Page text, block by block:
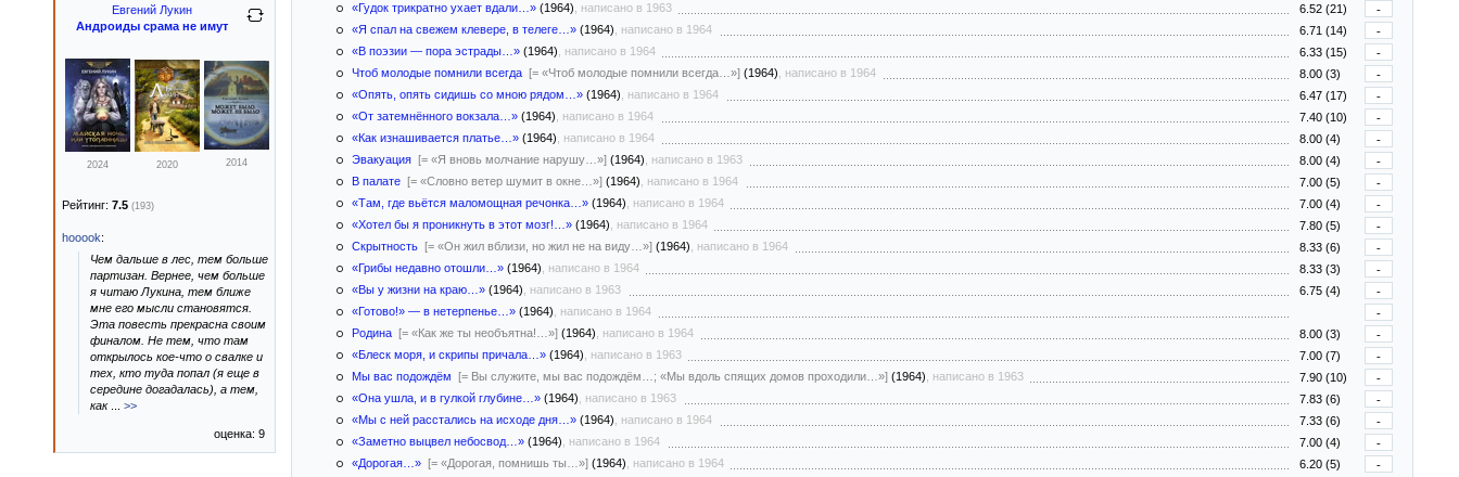
«Гудок трикратно ухает вдали…» (1964) , написано в 1963 6.52 (21)
-
«Я спал на свежем клевере, в телеге…» (1964) , написано в 1964 6.71 (14)
-
«В поэзии — пора эстрады…» (1964) , написано в 1964 6.33 (15)
-
Чтоб молодые помнили всегда [= «Чтоб молодые помнили всегда…»] (1964) , написано в 1964 8.00 (3)
-
«Опять, опять сидишь со мною рядом…» (1964) , написано в 1964 6.47 (17)
-
«От затемнённого вокзала…» (1964) , написано в 1964 7.40 (10)
-
«Как изнашивается платье…» (1964) , написано в 1964 8.00 (4)
-
Эвакуация [= «Я вновь молчание нарушу…»] (1964) , написано в 1963 8.00 (4)
-
В палате [= «Словно ветер шумит в окне…»] (1964) , написано в 1964 7.00 (5)
-
«Там, где вьётся маломощная речонка…» (1964) , написано в 1964 7.00 (4)
-
«Хотел бы я проникнуть в этот мозг!…» (1964) , написано в 1964 7.80 (5)
-
Скрытность [= «Он жил вблизи, но жил не на виду…»] (1964) , написано в 1964 8.33 (6)
-
«Грибы недавно отошли…» (1964) , написано в 1964 8.33 (3)
-
«Вы у жизни на краю…» (1964) , написано в 1963 6.75 (4)
-
«Готово!» — в нетерпенье…» (1964) , написано в 1964
-
Родина [= «Как же ты необъятна!…»] (1964) , написано в 1964 8.00 (3)
-
«Блеск моря, и скрипы причала…» (1964) , написано в 1963 7.00 (7)
-
Мы вас подождём [= Вы служите, мы вас подождём…; «Мы вдоль спящих домов проходили…»] (1964) , написано в 1963 7.90 (10)
-
«Она ушла, и в гулкой глубине…» (1964) , написано в 1963 7.83 (6)
-
«Мы с ней расстались на исходе дня…» (1964) , написано в 1964 7.33 (6)
-
«Заметно выцвел небосвод…» (1964) , написано в 1964 7.00 (4)
-
«Дорогая…» [= «Дорогая, помнишь ты…»] (1964) , написано в 1964 6.20 (5)
-
Евгений Лукин
Андроиды срама не имут
2024 2020 2014
Рейтинг: 7.5 (193)
hooook:
Чем дальше в лес, тем больше
партизан. Вернее, чем больше
я читаю Лукина, тем ближе
мне его мысли становятся.
Эта повесть прекрасна своим
финалом. Не тем, что там
открылось кое-что о свалке и
тех, кто туда попал (я еще в
середине догадалась), а тем,
как
>>
оценка: 9